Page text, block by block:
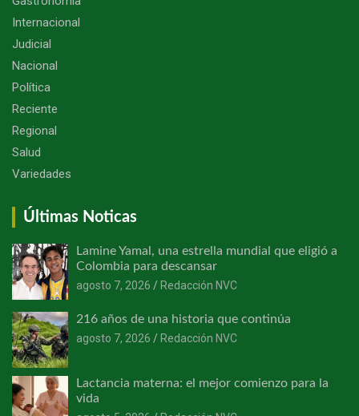
Internacional
Judicial
Nacional
Política
Reciente
Regional
Salud
Variedades
Últimas Noticas
Lamine Yamal, una estrella mundial que eligió a
Colombia para descansar
agosto 7, 2026
Redacción NVC
216 años de una historia que continúa
agosto 7, 2026
Redacción NVC
Lactancia materna: el mejor comienzo para la
vida